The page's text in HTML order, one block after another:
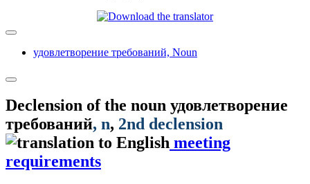
удовлетворение требований, Noun
Declension of the noun удовлетворение
требований, n, 2nd declension
meeting
requirements